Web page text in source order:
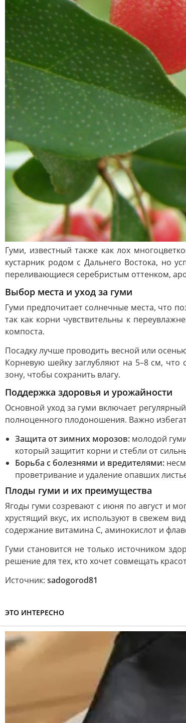
Гуми, известный также как лох
кустарник родом с Дальнего Востока, но
переливающиеся серебристым оттенком,
Выбор места и уход за гуми
Гуми предпочитает солнечные места, что
так как корни чувствительны к
компоста.
Посадку лучше проводить весной или
Корневую шейку заглубляют на 5–8 см,
зону, чтобы сохранить влагу.
Поддержка здоровья и урожайности
Основной уход за гуми включает
полноценного плодоношения. Важно
Защита от зимних морозов: молодой
который защитит корни и стебли от
Борьба с болезнями и вредителями:
проветривание и удаление опавших
Плоды гуми и их преимущества
Ягоды гуми созревают с июня по август и
хрустящий вкус, их используют в свежем
содержание витамина C, аминокислот и
Гуми становится не только источником
решение для тех, кто хочет совмещать
Источник: sadogorod81
ЭТО ИНТЕРЕСНО